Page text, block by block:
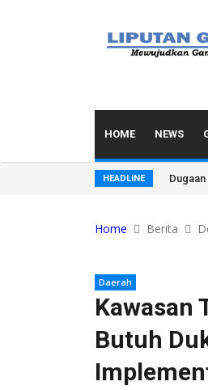
HOME NEWS
HEADLINE
Home Berita
Daerah
Kawasan
Butuh